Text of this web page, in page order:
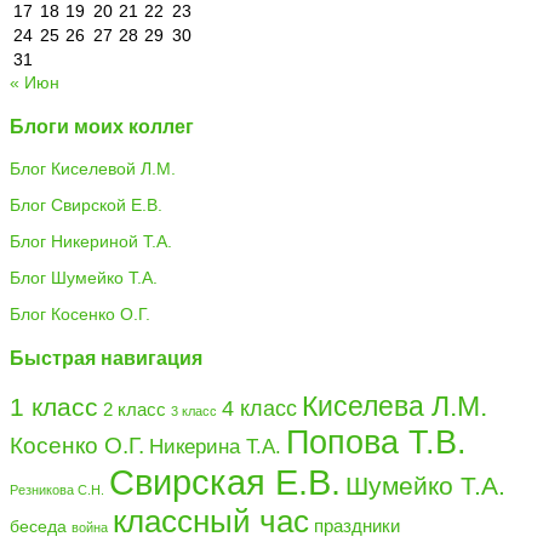
17 18 19 20 21 22 23
24 25 26 27 28 29 30
31
« Июн
Блоги моих коллег
Блог Киселевой Л.М.
Блог Свирской Е.В.
Блог Никериной Т.А.
Блог Шумейко Т.А.
Блог Косенко О.Г.
Быстрая навигация
1 класс 2 класс 3 класс 4 класс Киселева Л.М.
Косенко О.Г. Никерина Т.А. Попова Т.В.
Резникова С.Н. Свирская Е.В. Шумейко Т.А.
беседа война классный час праздники